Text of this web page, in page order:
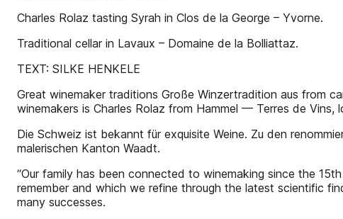
Charles Rolaz tasting Syrah in Clos de la George – Yvorne.
Traditional cellar in Lavaux – Domaine de la Bolliattaz.
TEXT: SILKE HENKELE
Great winemaker traditions Große Winzertradition aus from
winemakers is Charles Rolaz from Hammel — Terres de Vins,
Die Schweiz ist bekannt für exquisite Weine. Zu den
malerischen Kanton Waadt.
“Our family has been connected to winemaking since the
remember and which we refine through the latest scientific
many successes.